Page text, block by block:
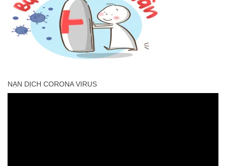
NẠN DỊCH CORONA VIRUS